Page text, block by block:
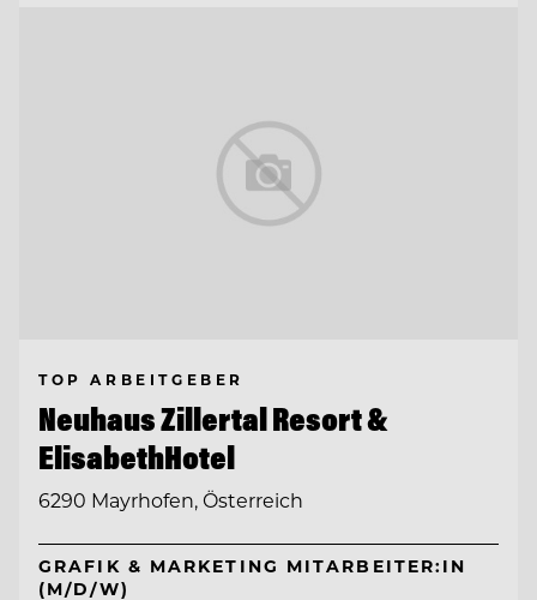
TOP ARBEITGEBER
Neuhaus Zillertal Resort &
ElisabethHotel
6290 Mayrhofen, Österreich
GRAFIK & MARKETING MITARBEITER:IN
(M/D/W)